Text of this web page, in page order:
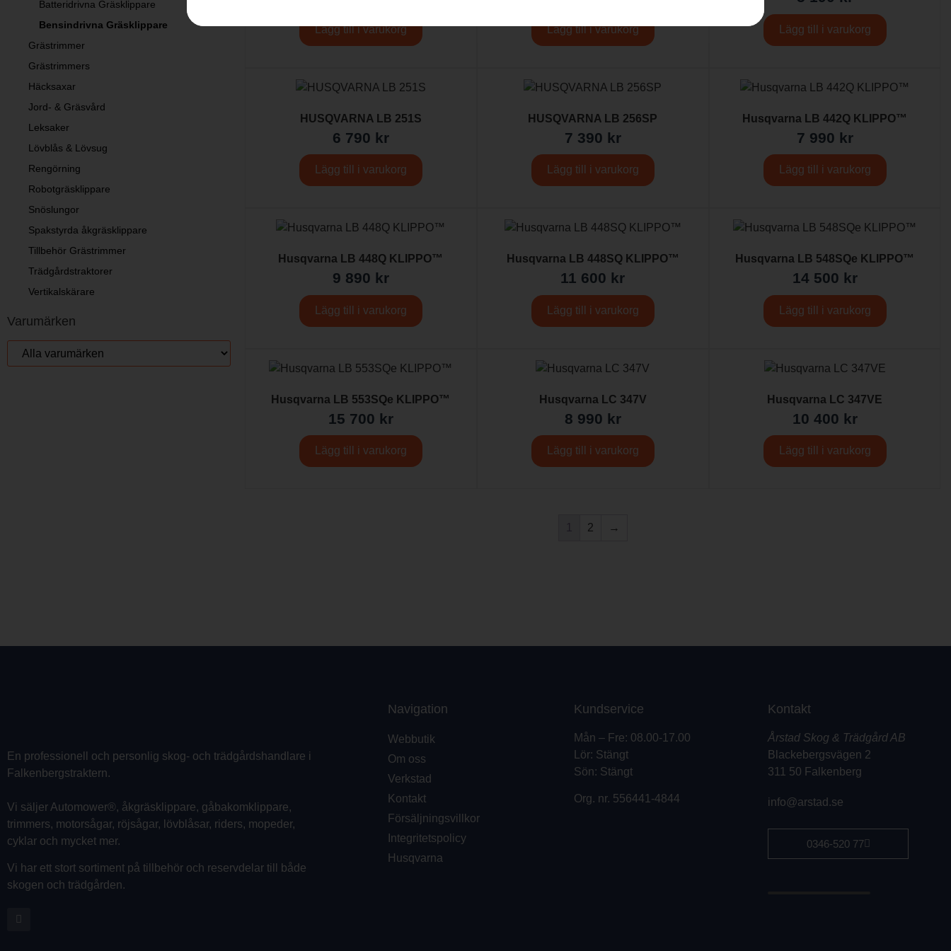
Batteridrivna Gräsklippare
Bensindrivna Gräsklippare
Grästrimmer
Grästrimmers
Häcksaxar
Jord- & Gräsvård
Leksaker
Lövblås & Lövsug
Rengörning
Robotgräsklippare
Snöslungor
Spakstyrda åkgräsklippare
Tillbehör Grästrimmer
Trädgårdstraktorer
Vertikalskärare
Varumärken
Lägg till i varukorg Lägg till i varukorg Lägg till i varukorg
HUSQVARNA LB 251S
6 790 kr
Lägg till i varukorg
HUSQVARNA LB 256SP
7 390 kr
Lägg till i varukorg
Husqvarna LB 442Q KLIPPO™
7 990 kr
Lägg till i varukorg
Husqvarna LB 448Q KLIPPO™
9 890 kr
Lägg till i varukorg
Husqvarna LB 448SQ KLIPPO™
11 600 kr
Lägg till i varukorg
Husqvarna LB 548SQe KLIPPO™
14 500 kr
Lägg till i varukorg
Husqvarna LB 553SQe KLIPPO™
15 700 kr
Lägg till i varukorg
Husqvarna LC 347V
8 990 kr
Lägg till i varukorg
Husqvarna LC 347VE
10 400 kr
Lägg till i varukorg
2 →
En professionell och personlig skog- och trädgårdshandlare i
Falkenbergstraktern.
Vi säljer Automower®, åkgräsklippare, gåbakomklippare,
trimmers, motorsågar, röjsågar, lövblåsar, riders, mopeder,
cyklar och mycket mer.
Vi har ett stort sortiment på tillbehör och reservdelar till både
skogen och trädgården.
Navigation
Webbutik
Om oss
Verkstad
Kontakt
Försäljningsvillkor
Integritetspolicy
Husqvarna
Kundservice
Mån – Fre: 08.00-17.00
Lör: Stängt
Sön: Stängt
Org. nr. 556441-4844
Kontakt
Årstad Skog & Trädgård AB
Blackebergsvägen 2
311 50 Falkenberg
info@arstad.se
0346-520 77